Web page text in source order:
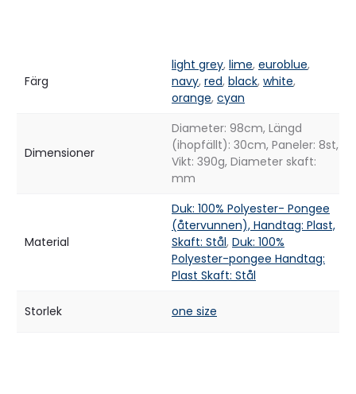
Färg
light grey, lime, euroblue,
navy, red, black, white,
orange, cyan
Dimensioner
Diameter: 98cm, Längd
(ihopfällt): 30cm, Paneler: 8st,
Vikt: 390g, Diameter skaft:
mm
Material
Duk: 100% Polyester- Pongee
(återvunnen), Handtag: Plast,
Skaft: Stål, Duk: 100%
Polyester-pongee Handtag:
Plast Skaft: Stål
Storlek one size